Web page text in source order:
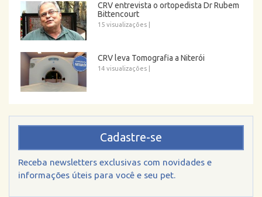
CRV entrevista o ortopedista Dr Rubem
Bittencourt
15 visualizações
CRV leva Tomografia a Niterói
14 visualizações
Cadastre-se
Receba newsletters exclusivas com novidades e
informações úteis para você e seu pet.